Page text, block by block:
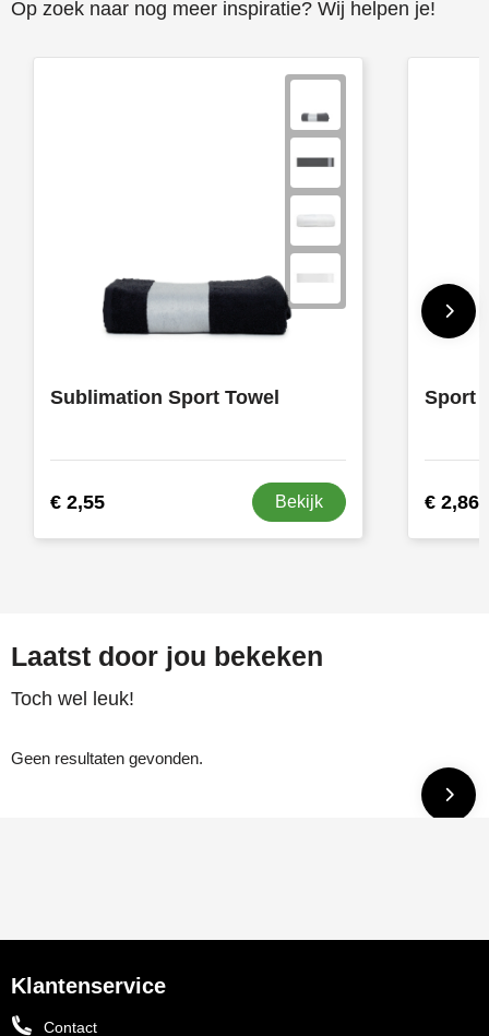
Op zoek naar nog meer inspiratie? Wij helpen je!
Sublimation Sport Towel
€ 2,55 Bekijk
Sport
€ 2,86
Laatst door jou bekeken
Toch wel leuk!
Geen resultaten gevonden.
Klantenservice
Contact